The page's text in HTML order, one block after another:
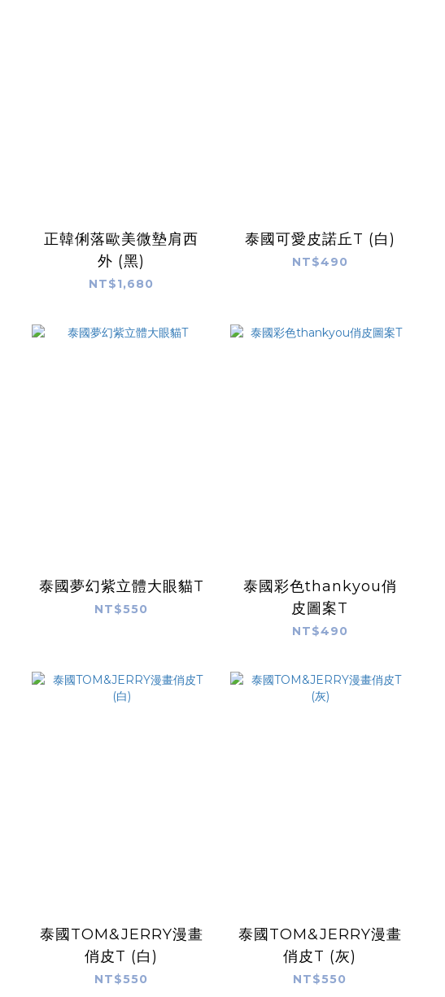
正韓俐落歐美微墊肩西
外 (黑)
NT$1,680
泰國可愛皮諾丘T (白)
NT$490
泰國夢幻紫立體大眼貓T
NT$550
泰國彩色thankyou俏
皮圖案T
NT$490
泰國TOM&JERRY漫畫
俏皮T (白)
NT$550
泰國TOM&JERRY漫畫
俏皮T (灰)
NT$550